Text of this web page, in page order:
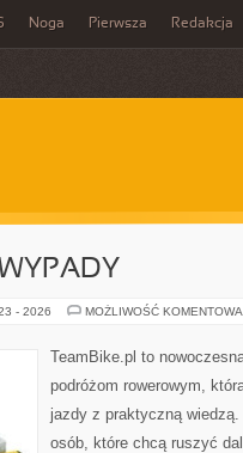
Noga Pierwsza Redakcja
- 2026 MOŻLIWOŚĆ
TeamBike.pl to
podróżom rowerowym,
jazdy z praktyczną
osób, które chcą ruszyć